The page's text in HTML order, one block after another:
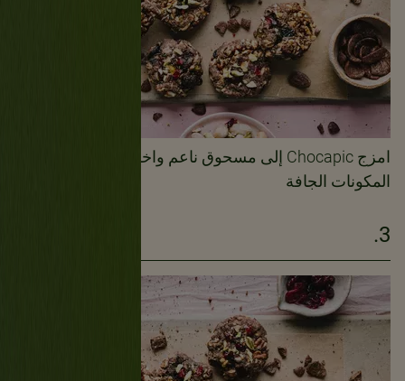
امزج Chocapic إلى مسحوق ناعم واخلطه مع جميع
المكونات الجافة
3.